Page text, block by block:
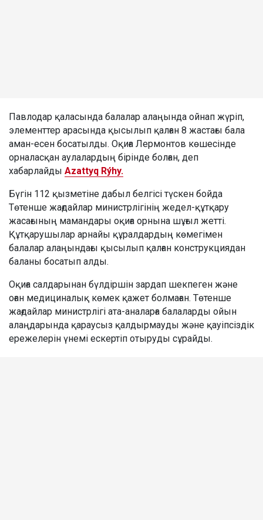
Павлодар қаласында балалар алаңында ойнап жүріп,
элементтер арасында қысылып қалған 8 жастағы бала
аман-есен босатылды. Оқиға Лермонтов көшесінде
орналасқан аулалардың бірінде болған, деп
хабарлайды Azattyq Rýhy.
Бүгін 112 қызметіне дабыл белгісі түскен бойда
Төтенше жағдайлар министрлігінің жедел-құтқару
жасағының мамандары оқиға орнына шұғыл жетті.
Құтқарушылар арнайы құралдардың көмегімен
балалар алаңындағы қысылып қалған конструкциядан
баланы босатып алды.
Оқиға салдарынан бүлдіршін зардап шекпеген және
оған медициналық көмек қажет болмаған. Төтенше
жағдайлар министрлігі ата-аналарға балаларды ойын
алаңдарында қараусыз қалдырмауды және қауіпсіздік
ережелерін үнемі ескертіп отыруды сұрайды.